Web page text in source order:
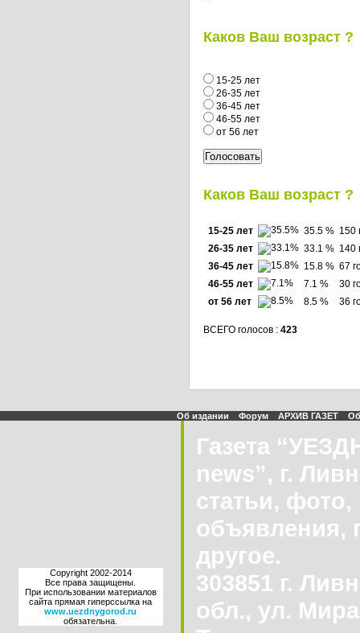
Каков Ваш возраст ?
15-25 лет
26-35 лет
36-45 лет
46-55 лет
от 56 лет
Каков Ваш возраст ?
15-25 лет 35.5 % 150
26-35 лет
33.1 % 140
36-45 лет
15.8 % 67
46-55 лет
7.1 %
30
от 56 лет
8.5 % 36
ВСЕГО голосов : 423
Об издании Форум АРХИВ ГАЗЕТ
Copyright 2002-2014
Все права защищены.
При использовании материалов
сайта прямая гиперссылка на
www.uezdnygorod.ru
обязательна.
Газета
news”, г.
статьи,
объявления,
другое.
303851 г.
обл., ул.